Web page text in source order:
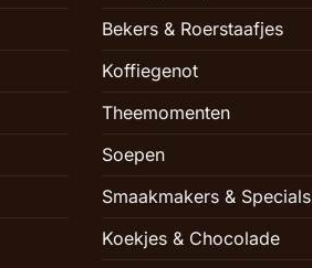
Bekers & Roerstaafjes
Koffiegenot
Theemomenten
Soepen
Smaakmakers & Specials
Koekjes & Chocolade